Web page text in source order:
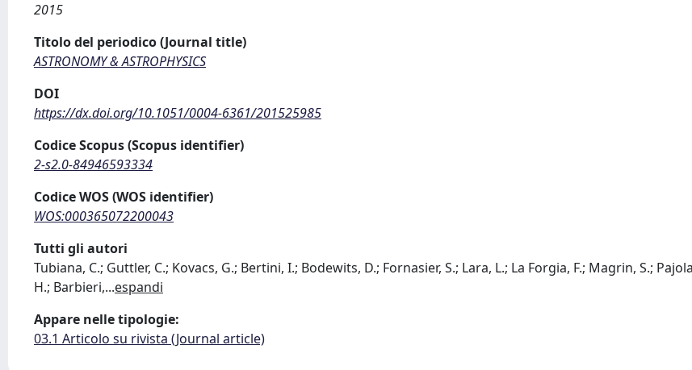
2015
Titolo del periodico (Journal title)
ASTRONOMY & ASTROPHYSICS
DOI
https://dx.doi.org/10.1051/0004-6361/201525985
Codice Scopus (Scopus identifier)
2-s2.0-84946593334
Codice WOS (WOS identifier)
WOS:000365072200043
Tutti gli autori
Tubiana, C.; Guttler, C.; Kovacs, G.; Bertini, I.; Bodewits, D.; Fornasier, S.; Lara, L.; La Forgia, F.; Magrin, S.;
H.; Barbieri,...espandi
Appare nelle tipologie:
03.1 Articolo su rivista (Journal article)